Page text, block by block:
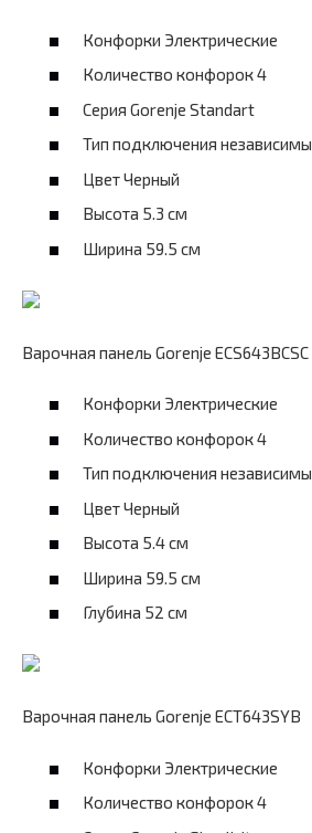
Конфорки Электрические
Количество конфорок 4
Серия Gorenje Standart
Тип подключения
Цвет Черный
Высота 5.3 см
Ширина 59.5 см
Варочная панель Gorenje ECS643BCSC
Конфорки Электрические
Количество конфорок 4
Тип подключения
Цвет Черный
Высота 5.4 см
Ширина 59.5 см
Глубина 52 см
Варочная панель Gorenje ECT643SYB
Конфорки Электрические
Количество конфорок 4